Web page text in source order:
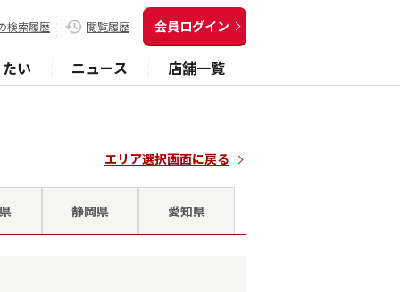
検索履歴 閲覧履歴 会員ログイン
い ニュース 店舗一覧
エリア選択画面に戻る
静岡県 愛知県